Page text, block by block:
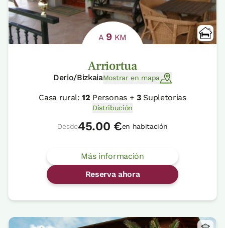
A 9 KM
Arriortua
Derio/BizkaiaMostrar en mapa
Casa rural:12 Personas + 3Supletorias
Distribución
Desde45.00 €en habitación
Más información
Reserva ahora